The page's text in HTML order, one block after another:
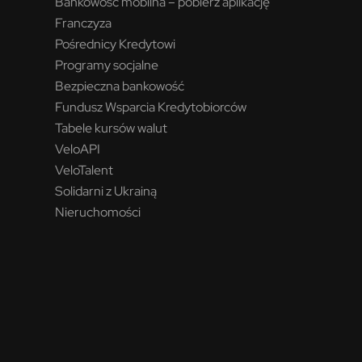
Franczyza
Pośrednicy Kredytowi
Programy socjalne
Bezpieczna bankowość
Fundusz Wsparcia Kredytobiorców
Tabele kursów walut
VeloAPI
VeloTalent
Solidarni z Ukrainą
Nieruchomości